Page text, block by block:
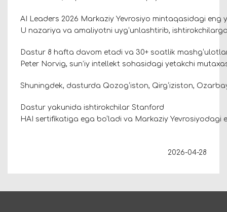
AI Leaders 2026 Markaziy Yevrosiyo mintaqasidagi
U nazariya va amaliyotni uyg‘unlashtirib,
Dastur 8 hafta davom etadi va 30+ soatlik
Peter Norvig, sun’iy intellekt sohasidagi yetakchi
Shuningdek, dasturda Qozog‘iston, Qirg‘iziston,
Dastur yakunida ishtirokchilar Stanford
HAI sertifikatiga ega bo‘ladi va Markaziy
2026-04-28